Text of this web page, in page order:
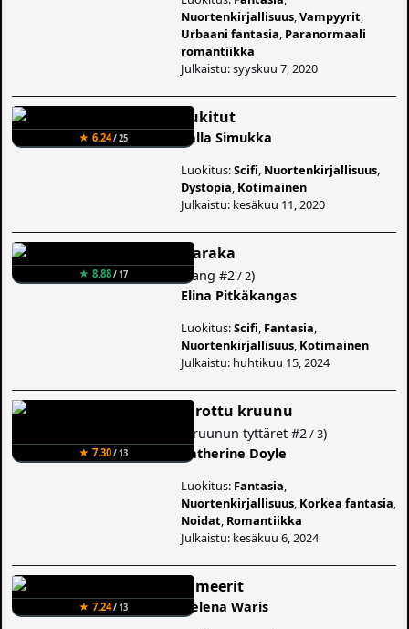
Nuortenkirjallisuus ,Vampyyrit
Urbaani fantasia Paranormaali
romantiikka
Julkaistu: syyskuu 7, 2020
★ 6.24/ 25
Lukitut
Salla Simukka
Luokitus:Scifi Nuortenkirjallisuus
Dystopia Kotimainen
Julkaistu: kesäkuu 11, 2020
★ 8.88/ 17
Naraka
Sang #2 / 2)
Elina Pitkäkangas
Luokitus:Scifi Fantasia
Nuortenkirjallisuus Kotimainen
Julkaistu: huhtikuu 15, 2024
★ 7.30/ 13
Kirottu kruunu
Kruunun tyttäret #2 / 3)
Catherine Doyle
Luokitus: Fantasia
Nuortenkirjallisuus Korkea fantasia
Noidat Romantiikka
Julkaistu: kesäkuu 6, 2024
★ 7.24/ 13
Kimeerit
Helena Waris